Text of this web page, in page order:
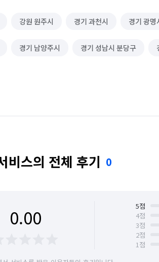
강원 원주시 경기 과천시 경기 광명
경기 남양주시 경기 성남시 분당구
원구
경기 화성시 서울 강남구
서울 서
서울 중구
인천 동구 인천 서구
비스의 전체 후기 0
0.00 5점
4점
3점
2점
1점